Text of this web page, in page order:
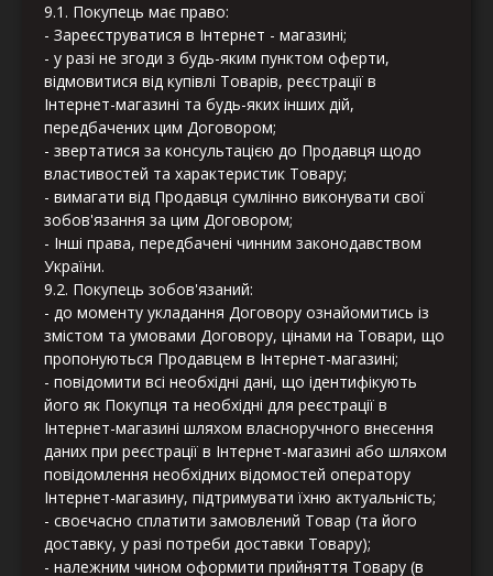
9.1. Покупець має право:
- Зареєструватися в Інтернет - магазині;
- у разі не згоди з будь-яким пунктом оферти,
відмовитися від купівлі Товарів, реєстрації в
Інтернет-магазині та будь-яких інших дій,
передбачених цим Договором;
- звертатися за консультацією до Продавця щодо
властивостей та характеристик Товару;
- вимагати від Продавця сумлінно виконувати свої
зобов'язання за цим Договором;
- Інші права, передбачені чинним законодавством
України.
9.2. Покупець зобов'язаний:
- до моменту укладання Договору ознайомитись із
змістом та умовами Договору, цінами на Товари, що
пропонуються Продавцем в Інтернет-магазині;
- повідомити всі необхідні дані, що ідентифікують
його як Покупця та необхідні для реєстрації в
Інтернет-магазині шляхом власноручного внесення
даних при реєстрації в Інтернет-магазині або шляхом
повідомлення необхідних відомостей оператору
Інтернет-магазину, підтримувати їхню актуальність;
- своєчасно сплатити замовлений Товар (та його
доставку, у разі потреби доставки Товару);
- належним чином оформити прийняття Товару (в